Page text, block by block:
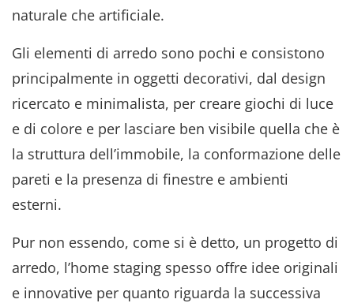
naturale che artificiale.
Gli elementi di arredo sono pochi e consistono
principalmente in oggetti decorativi, dal design
ricercato e minimalista, per creare giochi di luce
e di colore e per lasciare ben visibile quella che è
la struttura dell’immobile, la conformazione delle
pareti e la presenza di finestre e ambienti
esterni.
Pur non essendo, come si è detto, un progetto di
arredo, l’home staging spesso offre idee originali
e innovative per quanto riguarda la successiva